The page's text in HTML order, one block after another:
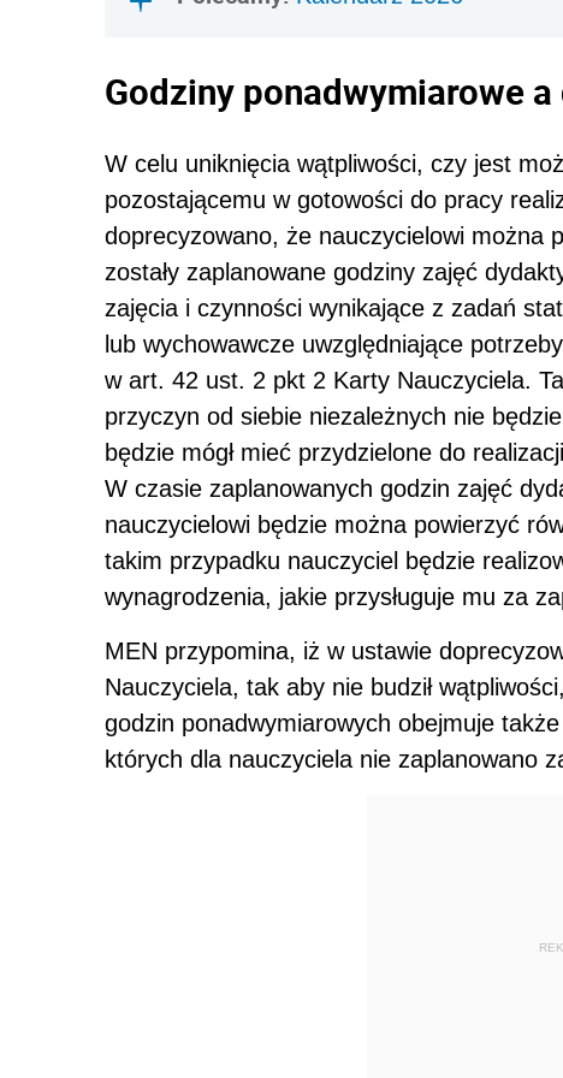
Godziny ponadwymiarowe
W celu uniknięcia wątpliwości, czy jest
pozostającemu w gotowości do pracy
doprecyzowano, że nauczycielowi można
zostały zaplanowane godziny zajęć
zajęcia i czynności wynikające z zadań
lub wychowawcze uwzględniające
w art. 42 ust. 2 pkt 2 Karty Nauczyciela.
przyczyn od siebie niezależnych nie
będzie mógł mieć przydzielone do
W czasie zaplanowanych godzin zajęć
nauczycielowi będzie można powierzyć
takim przypadku nauczyciel będzie
wynagrodzenia, jakie przysługuje mu za
MEN przypomina, iż w ustawie
Nauczyciela, tak aby nie budził
godzin ponadwymiarowych obejmuje
których dla nauczyciela nie zaplanowano